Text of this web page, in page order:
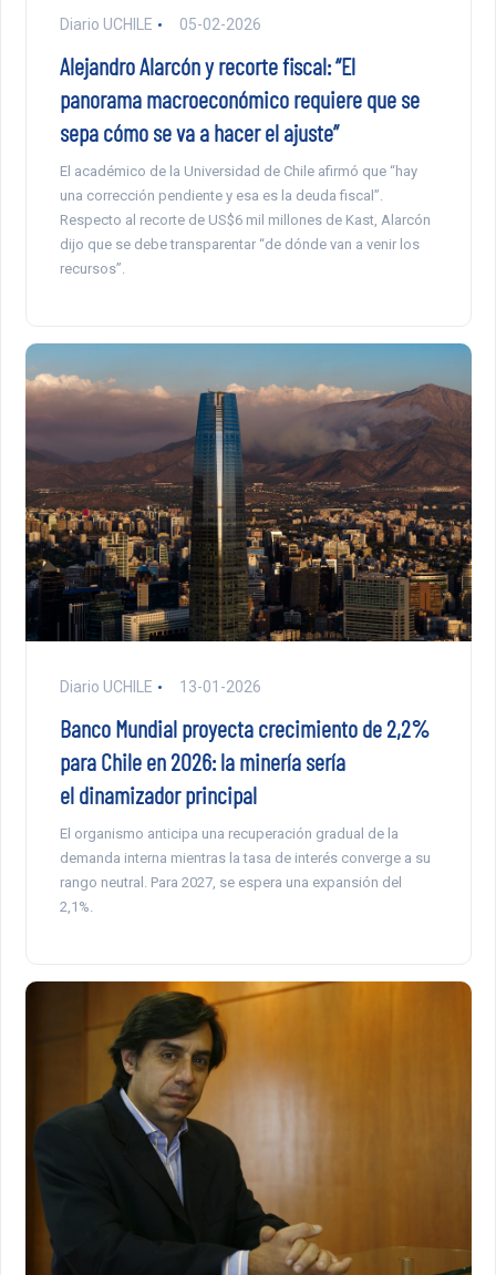
Diario UCHILE 05-02-2026
Alejandro Alarcón y recorte fiscal: “El
panorama macroeconómico requiere que se
sepa cómo se va a hacer el ajuste”
El académico de la Universidad de Chile afirmó que “hay
una corrección pendiente y esa es la deuda fiscal”.
Respecto al recorte de US$6 mil millones de Kast, Alarcón
dijo que se debe transparentar “de dónde van a venir los
recursos”.
Diario UCHILE 13-01-2026
Banco Mundial proyecta crecimiento de 2,2%
para Chile en 2026: la minería sería
el dinamizador principal
El organismo anticipa una recuperación gradual de la
demanda interna mientras la tasa de interés converge a su
rango neutral. Para 2027, se espera una expansión del
2,1%.